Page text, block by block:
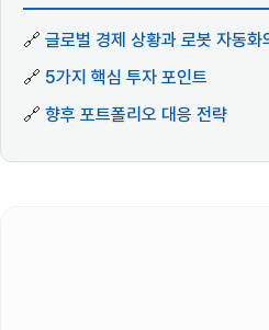
🔗 글로벌 경제 상황과 로봇 자동화
🔗 5가지 핵심 투자 포인트
🔗 향후 포트폴리오 대응 전략